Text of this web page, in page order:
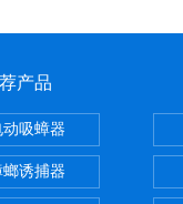
产品
动吸蟑器
螂诱捕器